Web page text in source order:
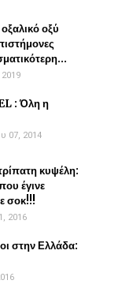
οξύ
: Όλη η
07, 2014
κυψέλη:
έγινε
σοκ!!!
2016
στην Ελλάδα: